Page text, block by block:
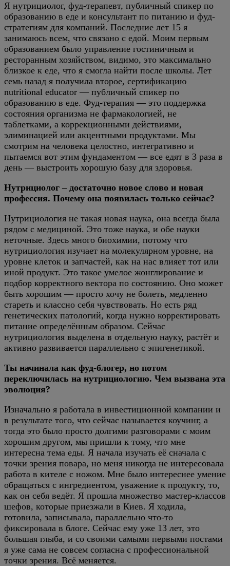
Я нутрициолог, фуд-терапевт, публичный спикер по
образованию в еде и консультант по питанию и фуд-
стратегиям для компаний. Последние лет 15 я
занимаюсь всем, что связано с едой. Моим первым
образованием было управление гостиничным и
ресторанным хозяйством, видимо, это максимально
близкое к еде, что я смогла найти после школы. Лет
семь назад я получила второе, сертификацию
nutritional educator — публичный спикер по
образованию в еде. Фуд-терапия — это поддержка
состояния организма не фармакологией, не
таблетками, а коррекционными действиями,
элиминацией или акцентными продуктами. Мы
смотрим на человека целостно, интегративно и
пытаемся вот этим фундаментом — все едят в 3 раза в
день — выстроить хорошую базу для здоровья.
Нутрициолог – достаточно новое слово и новая
профессия. Почему она появилась только сейчас?
Нутрициология не такая новая наука, она всегда была
рядом с медициной. Это тоже наука, и обе науки
неточные. Здесь много биохимии, потому что
нутрициология изучает на молекулярном уровне, на
уровне клеток и запчастей, как на нас влияет тот или
иной продукт. Это такое умелое жонглирование и
подбор корректного вектора по состоянию. Оно может
быть хорошим — просто хочу не болеть, медленно
стареть и классно себя чувствовать. Но есть ряд
генетических патологий, когда нужно корректировать
питание определённым образом. Сейчас
нутрициология выделена в отдельную науку, растёт и
активно развивается параллельно с эпигенетикой.
Ты начинала как фуд-блогер, но потом
переключилась на нутрициологию. Чем вызвана эта
эволюция?
Изначально я работала в инвестиционной компании и
в результате того, что сейчас называется коучинг, а
тогда это было просто долгими разговорами с моим
хорошим другом, мы пришли к тому, что мне
интересна тема еды. Я начала изучать её сначала с
точки зрения повара, но меня никогда не интересовала
работа в кителе с ножом. Мне было интереснее умение
обращаться с ингредиентом, уважение к продукту, то,
как он себя ведёт. Я прошла множество мастер-классов
шефов, которые приезжали в Киев. Я ходила,
готовила, записывала, параллельно что-то
фиксировала в блоге. Сейчас ему уже 13 лет, это
большая глыба, и со своими самыми первыми постами
я уже сама не совсем согласна с профессиональной
точки зрения. Всё меняется.